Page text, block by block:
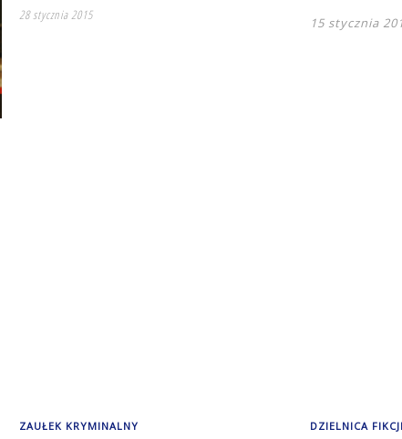
28 stycznia 2015 15 stycznia
ZAUŁEK KRYMINALNY DZIELNICA FIKCJI